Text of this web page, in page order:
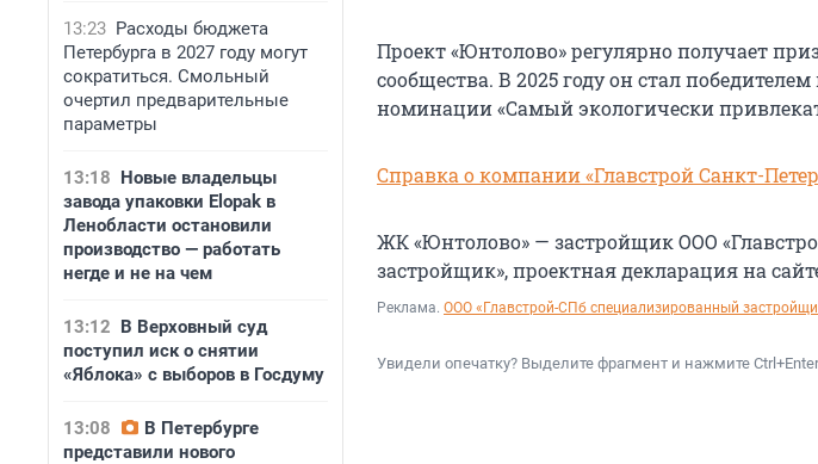
13:23 Расходы бюджета
Петербурга в 2027 году могут
сократиться. Смольный
очертил предварительные
параметры
13:18 Новые владельцы
завода упаковки Elopak в
Ленобласти остановили
производство — работать
негде и не на чем
13:12 В Верховный суд
поступил иск о снятии
«Яблока» с выборов в Госдуму
13:08
В Петербурге
представили нового
Проект «Юнтолово» регулярно получает
сообщества. В 2025 году он стал
номинации «Самый экологически
Справка о компании «Главстрой Санкт-
ЖК «Юнтолово» — застройщик ООО
застройщик», проектная декларация на
Реклама. ООО «Главстрой-СПб специализированный
Увидели опечатку? Выделите фрагмент и нажмите Ctrl+Enter